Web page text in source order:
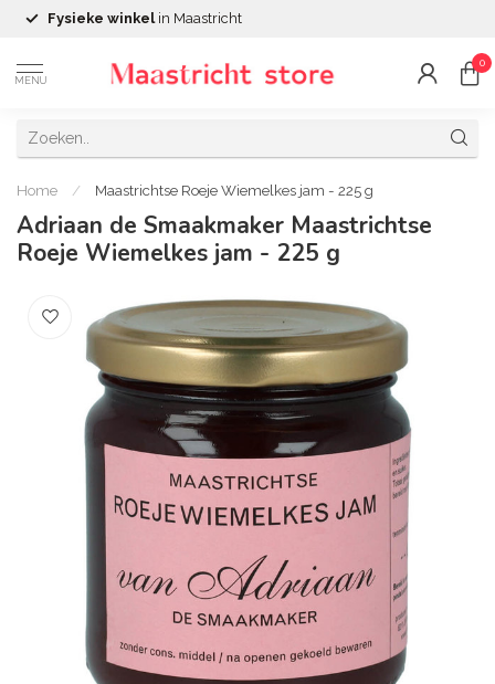
Fysieke winkel in Maastricht
MENU
0
Home / Maastrichtse Roeje Wiemelkes jam - 225 g
Adriaan de Smaakmaker Maastrichtse
Roeje Wiemelkes jam - 225 g